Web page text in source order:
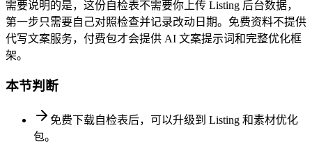
需要说明的是，这份自检表不需要你上传 Listing 后台数据，
第一步只需要自己对照检查并记录改动日期。免费资料不提供
代写文案服务，付费包才会提供 AI 文案提示词和完整优化框
架。
本节判断
免费下载自检表后，可以升级到 Listing 和素材优化
包。